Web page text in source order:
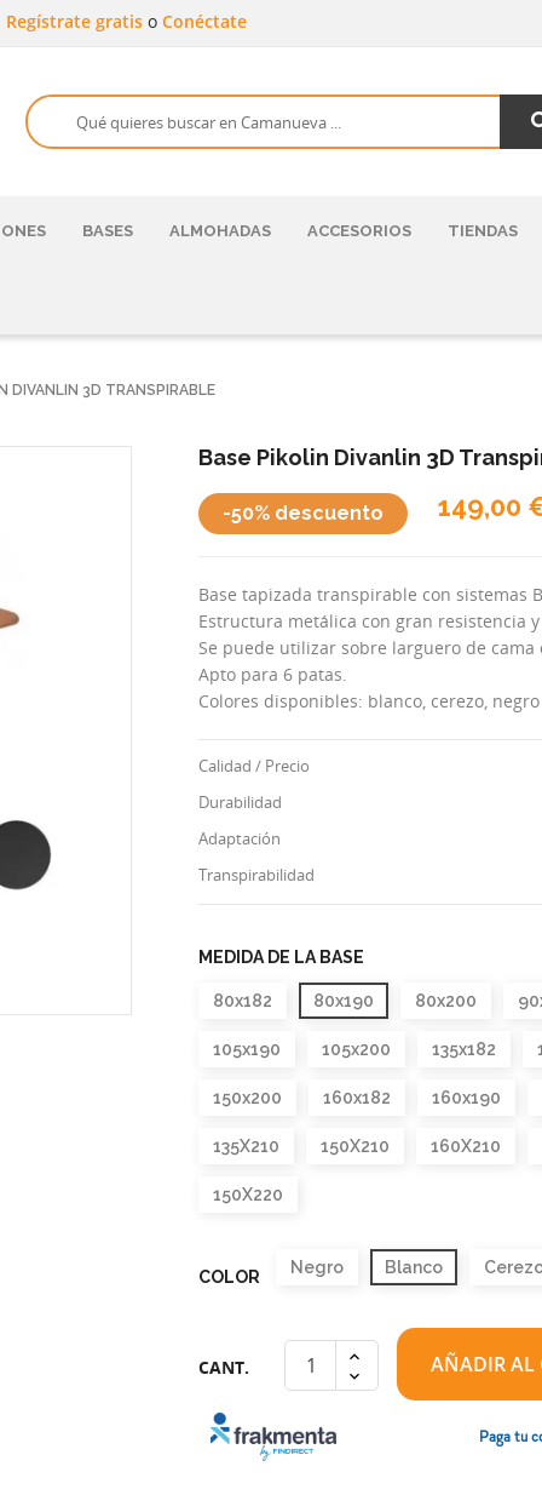
Regístrate gratis o Conéctate
BASES ALMOHADAS ACCESORIOS TIENDAS
DIVANLIN 3D TRANSPIRABLE
Base Pikolin Divanlin 3D
149,00
-50% descuento
Base tapizada transpirable con sistemas
Estructura metálica con gran resistencia
Se puede utilizar sobre larguero de cama
Apto para 6 patas.
Colores disponibles: blanco, cerezo,
Calidad / Precio
Durabilidad
Adaptación
Transpirabilidad
MEDIDA DE LA BASE
80x182 80x190 80x200
105x190 105x200 135x182
150x200 160x182 160x190
135X210 150X210 160X210
150X220
COLOR Negro Blanco
CANT. AÑADIR AL
Paga tu